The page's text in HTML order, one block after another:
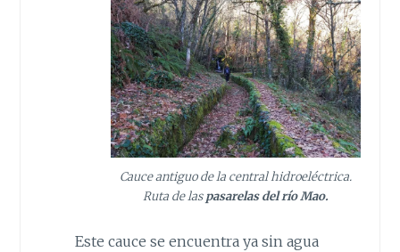
Cauce antiguo de la central hidroeléctrica.
Ruta de laspasarelas del río Mao.
Este cauce se encuentra ya sin agua